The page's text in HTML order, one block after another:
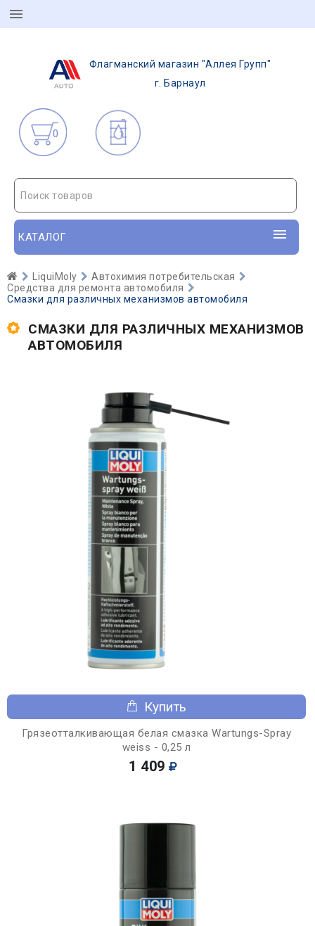
Флагманский магазин "Аллея Групп"
г. Барнаул
0
Поиск товаров
КАТАЛОГ
LiquiMoly
Автохимия потребительская
Средства для ремонта автомобиля
Смазки для различных механизмов автомобиля
СМАЗКИ ДЛЯ РАЗЛИЧНЫХ МЕХАНИЗМОВ
АВТОМОБИЛЯ
Купить
Грязеотталкивающая белая смазка Wartungs-Spray
weiss - 0,25 л
1 409